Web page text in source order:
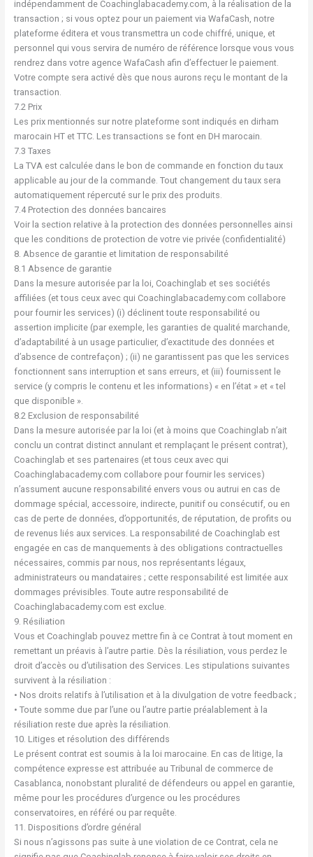
indépendamment de Coachinglabacademy.com, à la réalisation de la
transaction ; si vous optez pour un paiement via WafaCash, notre
plateforme éditera et vous transmettra un code chiffré, unique, et
personnel qui vous servira de numéro de référence lorsque vous vous
rendrez dans votre agence WafaCash afin d’effectuer le paiement.
Votre compte sera activé dès que nous aurons reçu le montant de la
transaction.
7.2 Prix
Les prix mentionnés sur notre plateforme sont indiqués en dirham
marocain HT et TTC. Les transactions se font en DH marocain.
7.3 Taxes
La TVA est calculée dans le bon de commande en fonction du taux
applicable au jour de la commande. Tout changement du taux sera
automatiquement répercuté sur le prix des produits.
7.4 Protection des données bancaires
Voir la section relative à la protection des données personnelles ainsi
que les conditions de protection de votre vie privée (confidentialité)
8. Absence de garantie et limitation de responsabilité
8.1 Absence de garantie
Dans la mesure autorisée par la loi, Coachinglab et ses sociétés
affiliées (et tous ceux avec qui Coachinglabacademy.com collabore
pour fournir les services) (i) déclinent toute responsabilité ou
assertion implicite (par exemple, les garanties de qualité marchande,
d’adaptabilité à un usage particulier, d’exactitude des données et
d’absence de contrefaçon) ; (ii) ne garantissent pas que les services
fonctionnent sans interruption et sans erreurs, et (iii) fournissent le
service (y compris le contenu et les informations) « en l’état » et « tel
que disponible ».
8.2 Exclusion de responsabilité
Dans la mesure autorisée par la loi (et à moins que Coachinglab n’ait
conclu un contrat distinct annulant et remplaçant le présent contrat),
Coachinglab et ses partenaires (et tous ceux avec qui
Coachinglabacademy.com collabore pour fournir les services)
n’assument aucune responsabilité envers vous ou autrui en cas de
dommage spécial, accessoire, indirecte, punitif ou consécutif, ou en
cas de perte de données, d’opportunités, de réputation, de profits ou
de revenus liés aux services. La responsabilité de Coachinglab est
engagée en cas de manquements à des obligations contractuelles
nécessaires, commis par nous, nos représentants légaux,
administrateurs ou mandataires ; cette responsabilité est limitée aux
dommages prévisibles. Toute autre responsabilité de
Coachinglabacademy.com est exclue.
9. Résiliation
Vous et Coachinglab pouvez mettre fin à ce Contrat à tout moment en
remettant un préavis à l’autre partie. Dès la résiliation, vous perdez le
droit d’accès ou d’utilisation des Services. Les stipulations suivantes
survivent à la résiliation :
• Nos droits relatifs à l’utilisation et à la divulgation de votre feedback ;
• Toute somme due par l’une ou l’autre partie préalablement à la
résiliation reste due après la résiliation.
10. Litiges et résolution des différends
Le présent contrat est soumis à la loi marocaine. En cas de litige, la
compétence expresse est attribuée au Tribunal de commerce de
Casablanca, nonobstant pluralité de défendeurs ou appel en garantie,
même pour les procédures d’urgence ou les procédures
conservatoires, en référé ou par requête.
11. Dispositions d’ordre général
Si nous n’agissons pas suite à une violation de ce Contrat, cela ne